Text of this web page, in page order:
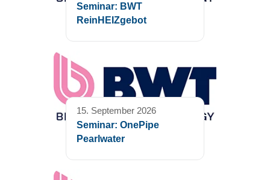
Seminar: BWT
ReinHEIZgebot
15. September 2026
Seminar: OnePipe
Pearlwater